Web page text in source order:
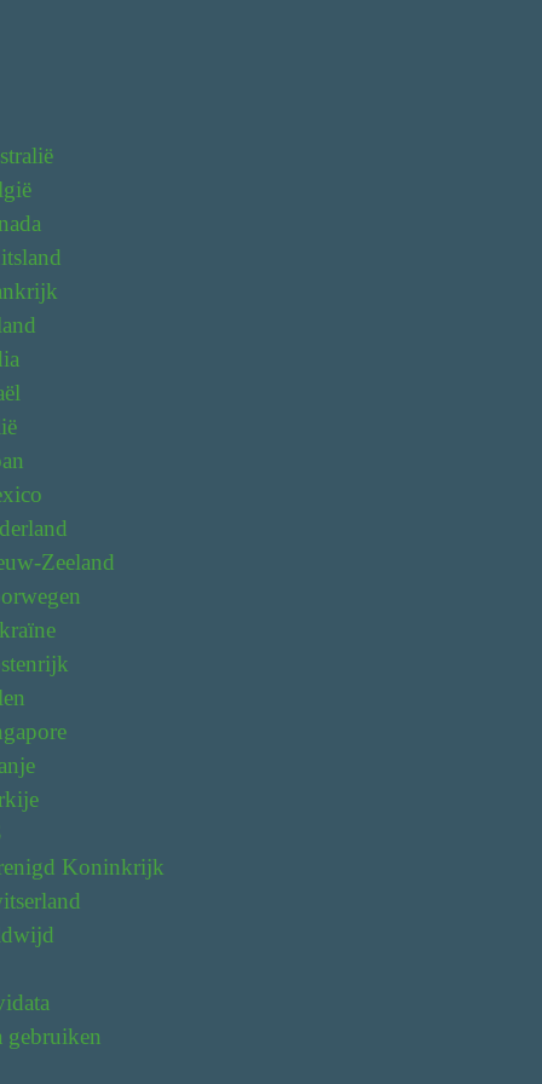
Zeeland
Koninkrijk
gebruiken